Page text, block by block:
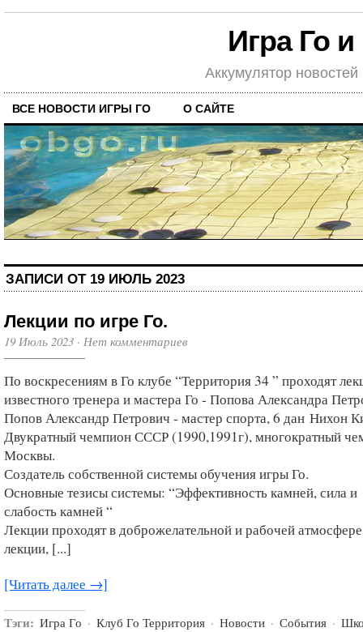
Игра Го
Аккумулятор
ВСЕ НОВОСТИ ИГРЫ ГО О САЙТЕ
ЗАПИСИ ОТ 19 ИЮЛЬ 2023
Лекции по игре Го.
19 Июль 2023 · Нет комментариев
По воскресениям в Го клубе “Территория 34 ” проходят
известного тренера и мастера Го - Попова Александра
Попов Александр Петрович - мастер спорта, 6 дан Нихон
Двукратный чемпион СССР (1990,1991г), многократный
Москвы.
Создатель собственной системы обучения игры Го.
Основные тезисы системы: “Эффективность камней, сила и
слабость камней “
Лекции проходят в доброжелательной и рабочей
лекции, [...]
[Читать далее →]
Тэги: Игра Го · Клуб Го Территория · Новости · События ·